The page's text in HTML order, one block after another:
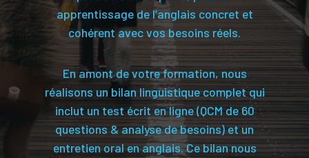
apprentissage de l’anglais concret et
cohérent avec vos besoins réels.
En amont de votre formation, nous
réalisons un bilan linguistique complet qui
inclut un test écrit en ligne (QCM de 60
questions & analyse de besoins) et un
entretien oral en anglais. Ce bilan nous